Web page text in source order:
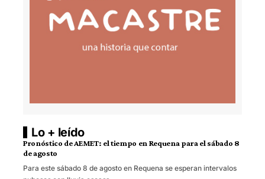
Lo + leído
Pronóstico de AEMET: el tiempo en Requena para el sábado 8
de agosto
Para este sábado 8 de agosto en Requena se esperan intervalos